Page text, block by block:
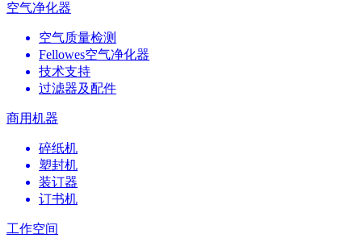
空气净化器
空气质量检测
Fellowes空气净化器
技术支持
过滤器及配件
商用机器
碎纸机
塑封机
装订器
订书机
工作空间